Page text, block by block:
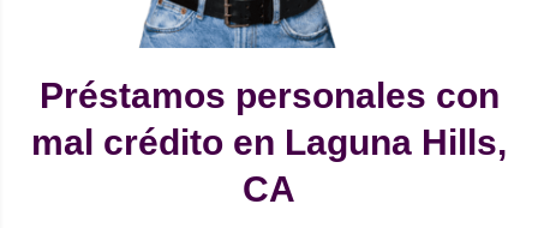
Préstamos personales con
mal crédito en Laguna Hills,
CA